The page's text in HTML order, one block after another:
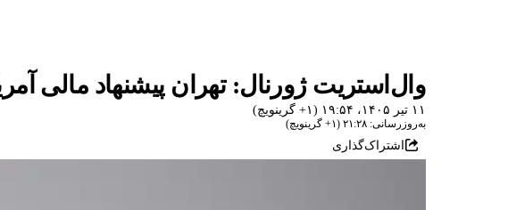
وال‌استریت ژورنال: تهران پیشنهاد مالی
۱۱ تیر ۱۴۰۵، ۱۹:۵۴ (‎+۱ گرینویچ)
به‌روزرسانی: ۲۱:۲۸ (‎+۱ گرینویچ)
اشتراک‌گذاری